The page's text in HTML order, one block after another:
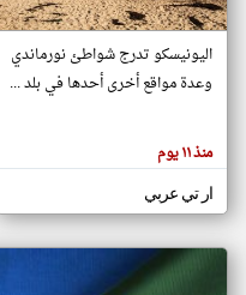
هنا عن
وجهة
كاتبيها.
اليونيسكو تدرج شواطئ نورماندي
وعدة مواقع أخرى أحدها في بلد ...
منذ ١١ يوم
ار تي عربي